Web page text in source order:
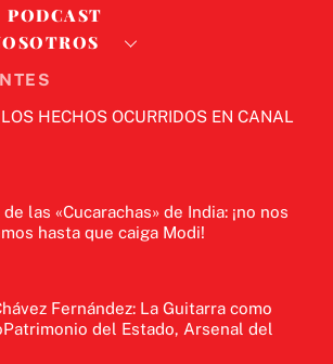
PODCAST
HECHOS OCURRIDOS EN CANAL
las «Cucarachas» de India: ¡no nos
hasta que caiga Modi!
Fernández: La Guitarra como
del Estado, Arsenal del